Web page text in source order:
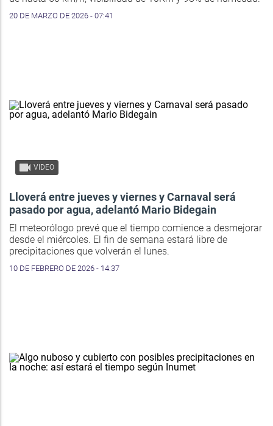
20 DE MARZO DE 2026 - 07:41
VIDEO
Lloverá entre jueves y viernes y Carnaval será
pasado por agua, adelantó Mario Bidegain
El meteorólogo prevé que el tiempo comience a desmejorar
desde el miércoles. El fin de semana estará libre de
precipitaciones que volverán el lunes.
10 DE FEBRERO DE 2026 - 14:37